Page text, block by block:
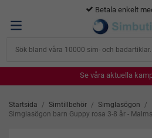
365 dagars
Se våra aktuella
Se våra aktuella
Se våra aktuella
Se våra aktuella
Startsida / Simtillbehör / Simglasögon
/
Simglasögon barn Guppy rosa 3-8 år -